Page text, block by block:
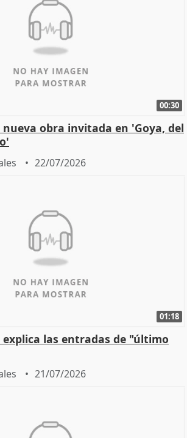
00:30
obra invitada en 'Goya, del
22/07/2026
01:18
explica las entradas de "último
21/07/2026